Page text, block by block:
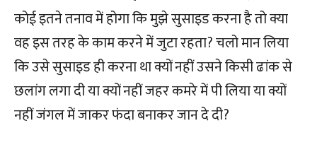
कोई इतने तनाव में होगा कि मुझे सुसाइड करना है तो क्या
वह इस तरह के काम करने में जुटा रहता? चलो मान लिया
कि उसे सुसाइड ही करना था क्यों नहीं उसने किसी ढांक से
छलांग लगा दी या क्यों नहीं जहर कमरे में पी लिया या क्यों
नहीं जंगल में जाकर फंदा बनाकर जान दे दी?